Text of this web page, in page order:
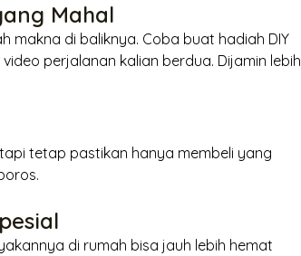
Mahal
makna di baliknya. Coba buat hadiah DIY
perjalanan kalian berdua. Dijamin lebih
tetap pastikan hanya membeli yang
di rumah bisa jauh lebih hemat